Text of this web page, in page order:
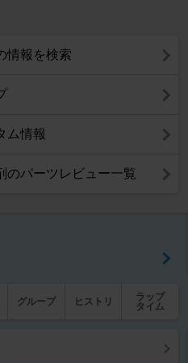
情報を検索
ム情報
のパーツレビュー一覧
グループ ヒストリ
ラップ
タイム